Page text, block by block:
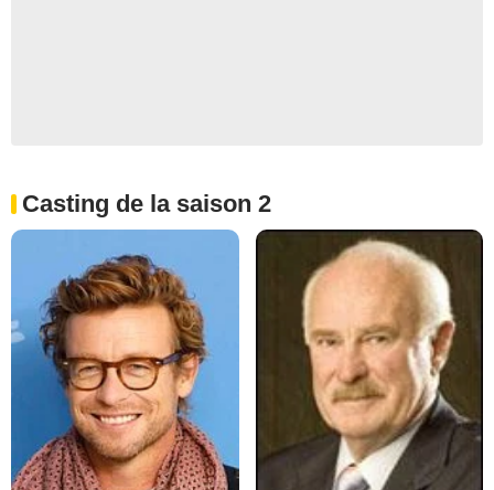
Casting de la saison 2